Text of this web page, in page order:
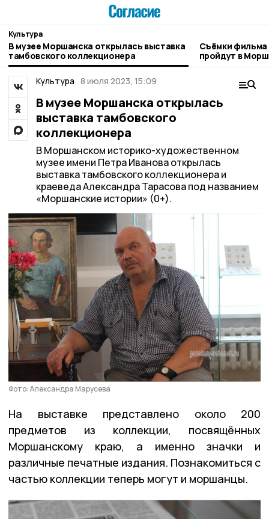
Культура
В музее Моршанска открылась выставка
тамбовского коллекционера
Съёмки
пройдут в
Культура 8 июля 2023, 15:09
В музее Моршанска открылась
выставка тамбовского
коллекционера
В Моршанском историко-художественном
музее имени Петра Иванова открылась
выставка тамбовского коллекционера и
краеведа Александра Тарасова под названием
«Моршанские истории» (0+).
Фото: Александра Марусева
На выставке представлено около 200
предметов из коллекции, посвящённых
Моршанскому краю, а именно значки и
различные печатные издания. Познакомиться с
частью коллекции теперь могут и моршанцы.